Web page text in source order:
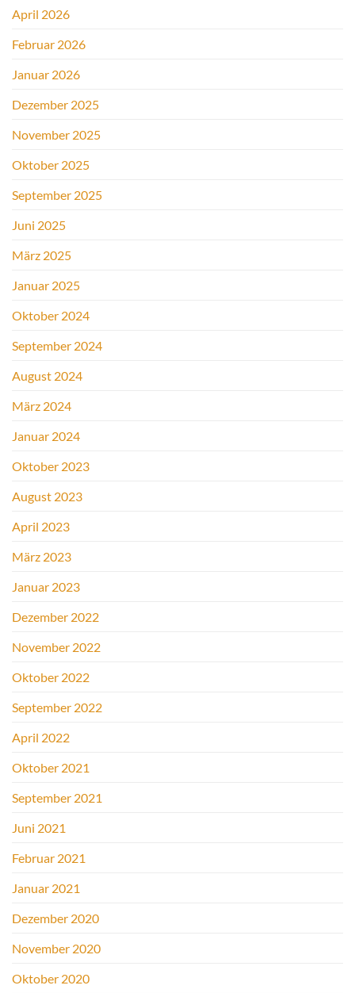
April 2026
Februar 2026
Januar 2026
Dezember 2025
November 2025
Oktober 2025
September 2025
Juni 2025
März 2025
Januar 2025
Oktober 2024
September 2024
August 2024
März 2024
Januar 2024
Oktober 2023
August 2023
April 2023
März 2023
Januar 2023
Dezember 2022
November 2022
Oktober 2022
September 2022
April 2022
Oktober 2021
September 2021
Juni 2021
Februar 2021
Januar 2021
Dezember 2020
November 2020
Oktober 2020